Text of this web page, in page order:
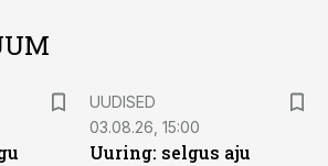
UUDISED
03.08.26, 15:00
Uuring: selgus aju